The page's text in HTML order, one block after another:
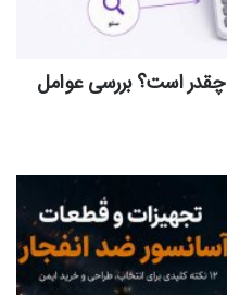
هزینه طراحی سایت در سال 1405 چقدر است؟ بررسی عوامل